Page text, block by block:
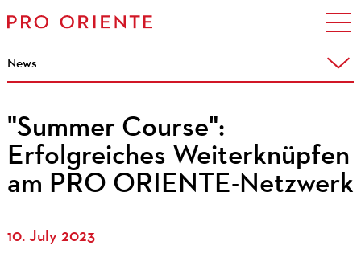
News
"Summer Course":
Erfolgreiches Weiterknüpfen
am PRO ORIENTE-Netzwerk
10. July 2023